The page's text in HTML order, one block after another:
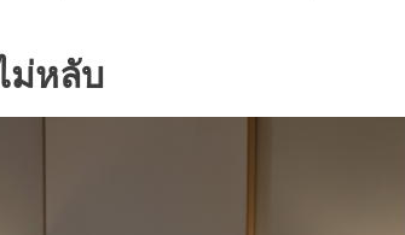
ม่หลับ